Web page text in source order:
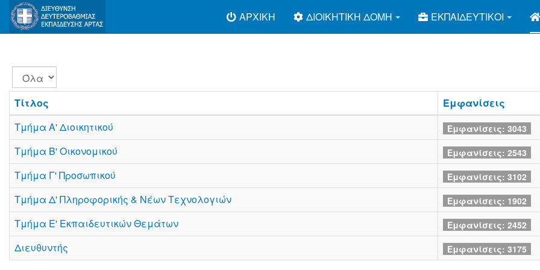
ΑΡΧΙΚΉ ΔΙΟΙΚΗΤΙΚΉ ΔΟΜΉ ΕΚΠΑΙΔΕΥΤΙΚΟΊ
Εμφάνιση
#
Τίτλος
Εμφανίσεις
Τμήμα Α' Διοικητικού
Εμφανίσεις: 3043
Τμήμα B' Οικονομικού Εμφανίσεις: 2543
Τμήμα Γ' Προσωπικού Εμφανίσεις: 3102
Τμήμα Δ' Πληροφορικής & Νέων Τεχνολογιών Εμφανίσεις: 1902
Τμήμα Ε' Εκπαιδευτικών Θεμάτων Εμφανίσεις: 2452
Διευθυντής Εμφανίσεις: 3175